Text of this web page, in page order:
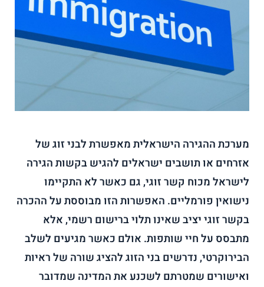
מערכת ההגירה הישראלית מאפשרת לבני זוג של
אזרחים או תושבים ישראלים להגיש בקשות הגירה
לישראל מכוח קשר זוגי, גם כאשר לא התקיימו
נישואין פורמליים. האפשרות הזו מבוססת על ההכרה
בקשר זוגי יציב שאינו תלוי ברישום רשמי, אלא
מתבסס על חיי שותפות. אולם כאשר מגיעים לשלב
הבירוקרטי, נדרשים בני הזוג להציג שורה של ראיות
ואישורים שמטרתם לשכנע את המדינה שמדובר